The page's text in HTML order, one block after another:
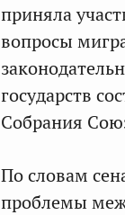
приняла
вопросы
государств
Собрания
По словам
проблемы